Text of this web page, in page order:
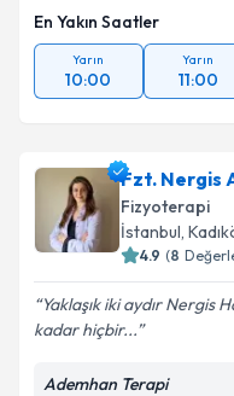
En Yakın Saatler
Yarın
10:00
Yarın
11:00
Fzt. Nergis
Fizyoterapi
İstanbul,
4.9 (8
Yaklaşık iki aydır Nergis
kadar hiçbir...
Ademhan Terapi